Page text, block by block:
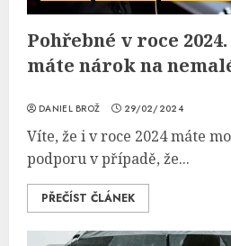
Pohřebné v roce
máte nárok na
DANIEL BROŽ 29/02/2024
Víte, že i v roce 2024 máte
podporu v případě, že...
PŘEČÍST ČLÁNEK